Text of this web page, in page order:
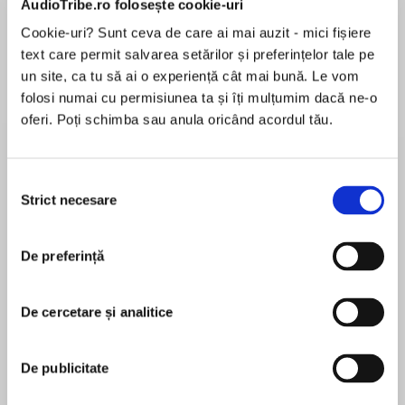
AudioTribe.ro folosește cookie-uri
Cookie-uri? Sunt ceva de care ai mai auzit - mici fișiere
text care permit salvarea setărilor și preferințelor tale pe
un site, ca tu să ai o experiență cât mai bună. Le vom
folosi numai cu permisiunea ta și îți mulțumim dacă ne-o
oferi. Poți schimba sau anula oricând acordul tău.
consimțământului
Strict necesare
De preferință
De cercetare și analitice
De publicitate
Desprecarte
Enjoy this sexy cowboy romanceby New York
Times bestselling author Maisey Yates! There
too much…
should be world champion of being alone. Since
his family's ranch. Until Felicity Foster needs a
place to stay and Connor invites her to move in
friends don't do? Start fantasizing about each
pentru această carte
Maisey Yates is the New York Times bestselling